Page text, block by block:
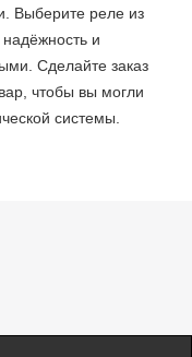
Выберите реле из
и
Сделайте заказ
чтобы вы могли
системы.